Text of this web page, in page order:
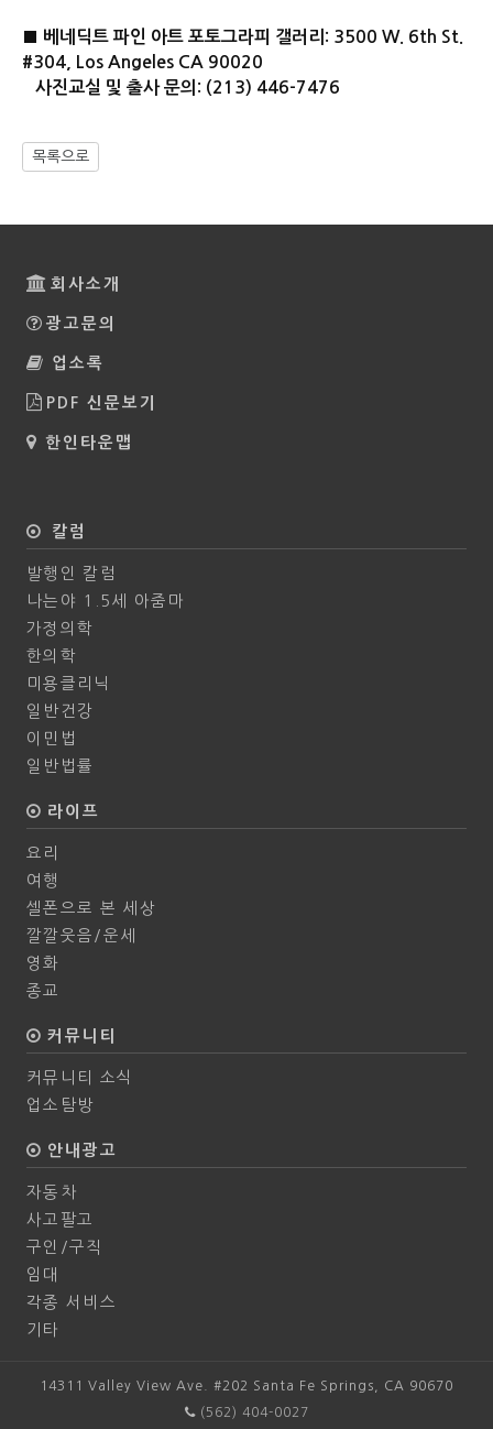
■ 베네딕트 파인 아트 포토그라피 갤러리: 3500 W. 6th St.
#304, Los Angeles CA 90020
사진교실 및 출사 문의: (213) 446-7476
목록으로
회사소개
광고문의
업소록
PDF 신문보기
한인타운맵
칼럼
발행인 칼럼
나는야 1.5세 아줌마
가정의학
한의학
미용클리닉
일반건강
이민법
일반법률
라이프
요리
여행
셀폰으로 본 세상
깔깔웃음/운세
영화
종교
커뮤니티
커뮤니티 소식
업소탐방
안내광고
자동차
사고팔고
구인/구직
임대
각종 서비스
기타
14311 Valley View Ave. #202 Santa Fe Springs, CA 90670
(562) 404-0027